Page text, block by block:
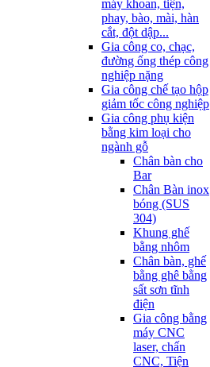
máy khoan, tiện,
phay, bào, mài, hàn
cắt, đột dập...
Gia công co, chạc,
đường ống thép công
nghiệp nặng
Gia công chế tạo hộp
giảm tốc công nghiệp
Gia công phụ kiện
bằng kim loại cho
ngành gỗ
Chân bàn cho
Bar
Chân Bàn inox
bóng (SUS
304)
Khung ghế
bằng nhôm
Chân bàn, ghế
bằng ghê bằng
sất sơn tĩnh
điện
Gia công bằng
máy CNC
laser, chấn
CNC, Tiện